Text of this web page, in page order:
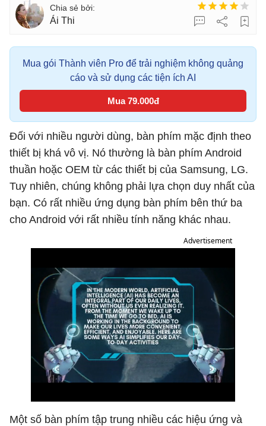
Ái Thi
Mua gói Thành viên Pro để trải nghiệm không quảng
cáo và sử dụng các tiện ích AI
Mua 79.000đ
Đối với nhiều người dùng, bàn phím mặc định theo
thiết bị khá vô vị. Nó thường là bàn phím Android
thuần hoặc OEM từ các thiết bị của Samsung, LG.
Tuy nhiên, chúng không phải lựa chọn duy nhất của
bạn. Có rất nhiều ứng dụng bàn phím bên thứ ba
cho Android với rất nhiều tính năng khác nhau.
Advertisement
Một số bàn phím tập trung nhiều các hiệu ứng và